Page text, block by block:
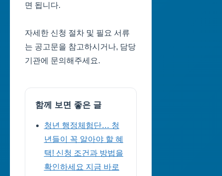
면 됩니다.
자세한 신청 절차 및 필요 서류
는 공고문을 참고하시거나, 담당
기관에 문의해주세요.
함께 보면 좋은 글
청년 행정체험단… 청
년들이 꼭 알아야 할 혜
택! 신청 조건과 방법을
확인하세요 지금 바로